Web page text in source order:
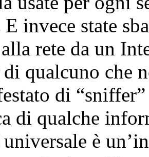
E invece state
rete da un
qualcuno che
di
di qualche
è